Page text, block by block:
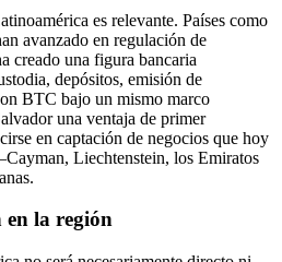
es relevante. Países como
avanzado en regulación de
creado una figura bancaria
depósitos, emisión de
BTC bajo un mismo marco
una ventaja de primer
en captación de negocios que hoy
Liechtenstein, los Emiratos
en la región